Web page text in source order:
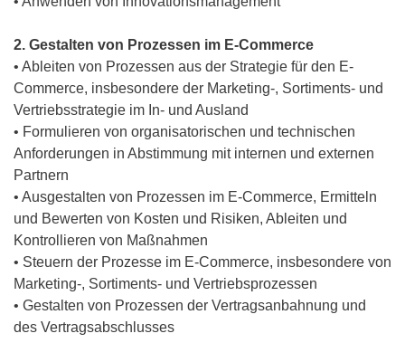
2. Gestalten von Prozessen im E-Commerce
• Ableiten von Prozessen aus der Strategie für den E-
Commerce, insbesondere der Marketing-, Sortiments- und
Vertriebsstrategie im In- und Ausland
• Formulieren von organisatorischen und technischen
Anforderungen in Abstimmung mit internen und externen
Partnern
• Ausgestalten von Prozessen im E-Commerce, Ermitteln
und Bewerten von Kosten und Risiken, Ableiten und
Kontrollieren von Maßnahmen
• Steuern der Prozesse im E-Commerce, insbesondere von
Marketing-, Sortiments- und Vertriebsprozessen
• Gestalten von Prozessen der Vertragsanbahnung und
des Vertragsabschlusses